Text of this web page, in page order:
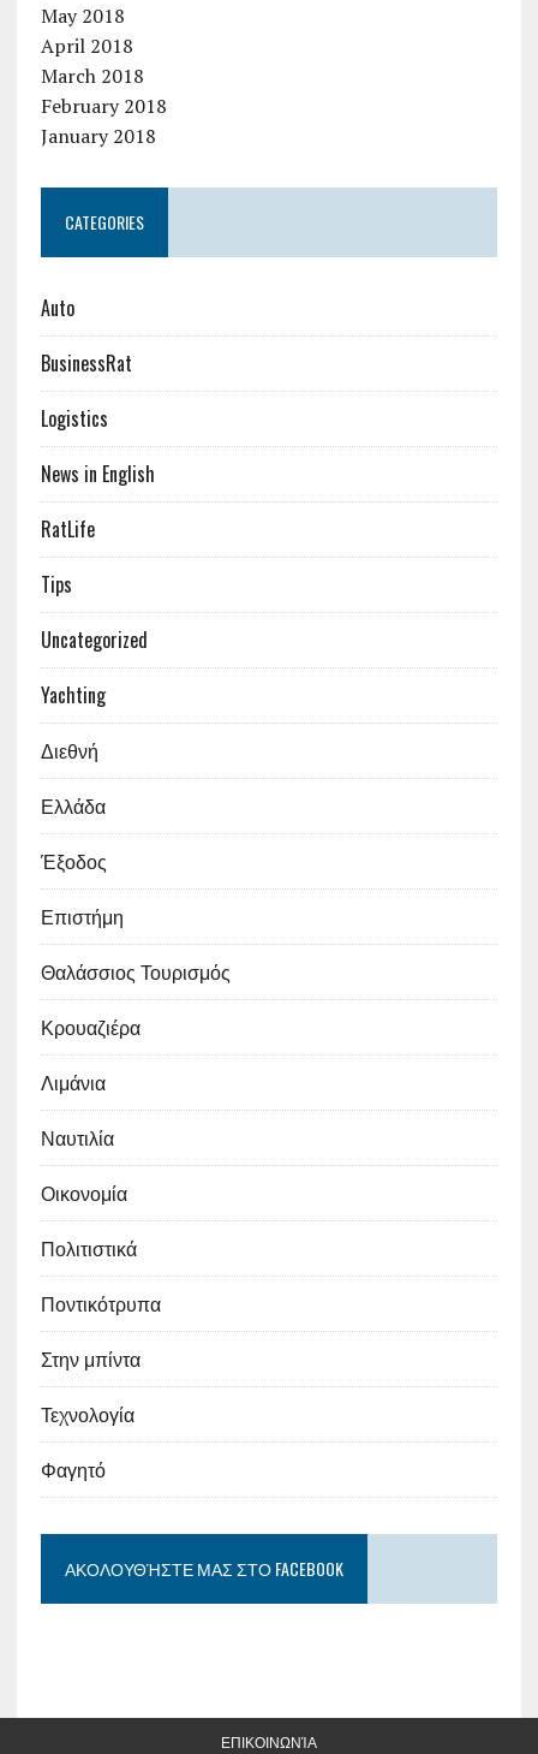
May 2018
April 2018
March 2018
February 2018
January 2018
CATEGORIES
Auto
BusinessRat
Logistics
News in English
RatLife
Tips
Uncategorized
Yachting
Διεθνή
Ελλάδα
Έξοδος
Επιστήμη
Θαλάσσιος Τουρισμός
Κρουαζιέρα
Λιμάνια
Ναυτιλία
Οικονομία
Πολιτιστικά
Ποντικότρυπα
Στην μπίντα
Τεχνολογία
Φαγητό
ΑΚΟΛΟΥΘΉΣΤΕ ΜΑΣ ΣΤΟ FACEBOOK
ΕΠΙΚΟΙΝΩΝΊΑ